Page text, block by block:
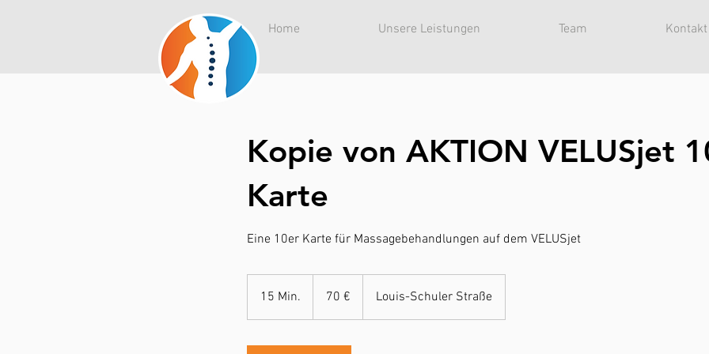
Home Unsere Leistungen Team Kontakt
Kopie von AKTION VELUSjet
Karte
Eine 10er Karte für Massagebehandlungen auf dem VELUSjet
15 Min.
5
70 € Louis-Schuler Straße